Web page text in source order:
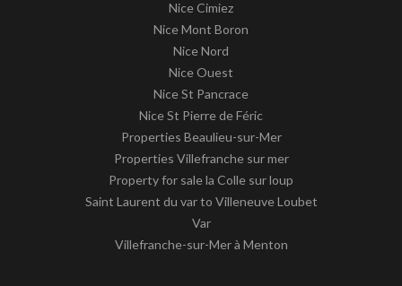
Nice Cimiez
Nice Mont Boron
Nice Nord
Nice Ouest
Nice St Pancrace
Nice St Pierre de Féric
Properties Beaulieu-sur-Mer
Properties Villefranche sur mer
Property for sale la Colle sur loup
Saint Laurent du var to Villeneuve Loubet
Var
Villefranche-sur-Mer à Menton